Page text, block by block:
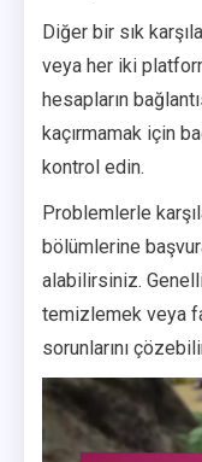
Diğer bir sık
veya her iki
hesapların
kaçırmamak için
kontrol edin.
Problemlerle
bölümlerine
alabilirsiniz.
temizlemek veya
sorunlarını